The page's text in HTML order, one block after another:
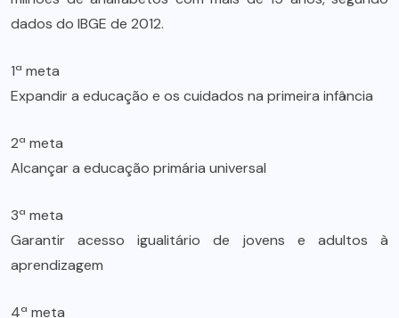
dados do IBGE de 2012.
1ª meta
Expandir a educação e os cuidados na primeira infância
2ª meta
Alcançar a educação primária universal
3ª meta
Garantir acesso igualitário de jovens e adultos à
aprendizagem
4ª meta